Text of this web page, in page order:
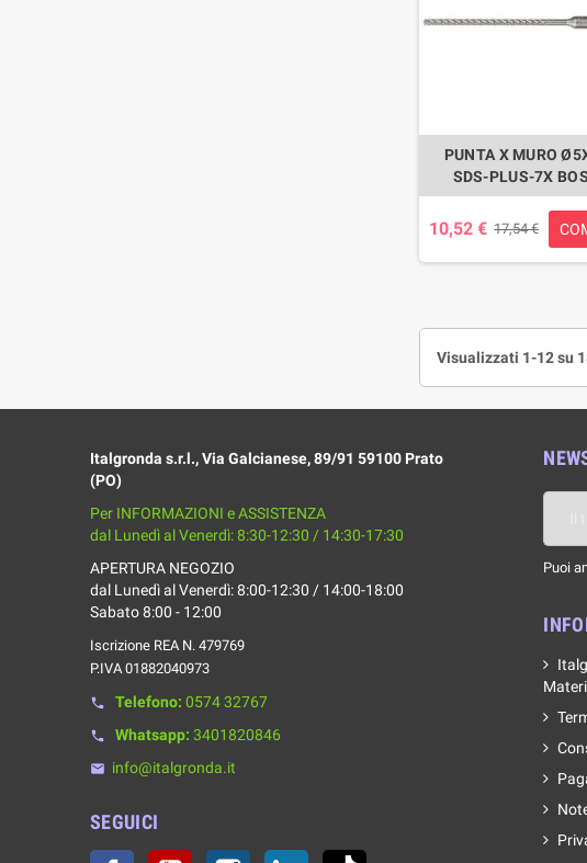
PUNTA X MURO
SDS-PLUS-7X
10,52 € 17,54 €
Visualizzati 1-12 su
Italgronda s.r.l., Via Galcianese, 89/91 59100 Prato
(PO)
Per INFORMAZIONI e ASSISTENZA
dal Lunedì al Venerdì: 8:30-12:30 / 14:30-17:30
APERTURA NEGOZIO
dal Lunedì al Venerdì: 8:00-12:30 / 14:00-18:00
Sabato 8:00 - 12:00
Iscrizione REA N. 479769
P.IVA 01882040973
phone Telefono: 0574 32767
phone Whatsapp: 3401820846
email info@italgronda.it
SEGUICI
Puoi